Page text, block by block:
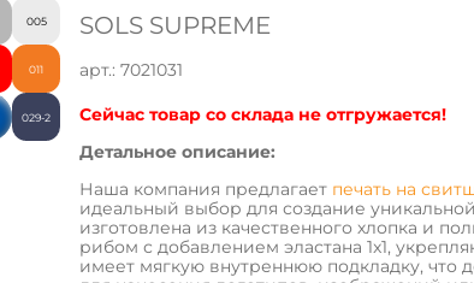
005
011
029-2
SOLS SUPREME
арт.: 7021031
Сейчас товар со склада не отгружается!
Детальное описание:
Наша компания предлагает печать на
идеальный выбор для создание
изготовлена ​​из качественного хлопка и
рибом с добавлением эластана 1x1,
имеет мягкую внутреннюю подкладку, что